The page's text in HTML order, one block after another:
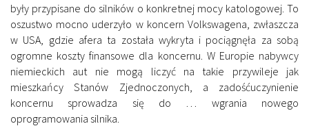
były przypisane do silników o konkretnej mocy katologowej. To
oszustwo mocno uderzyło w koncern Volkswagena, zwłaszcza
w USA, gdzie afera ta została wykryta i pociągnęła za sobą
ogromne koszty finansowe dla koncernu. W Europie nabywcy
niemieckich aut nie mogą liczyć na takie przywileje jak
mieszkańcy Stanów Zjednoczonych, a zadośćuczynienie
koncernu sprowadza się do … wgrania nowego
oprogramowania silnika.